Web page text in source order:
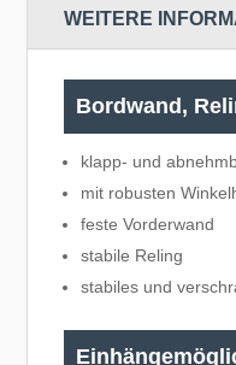
WEITERE
Bordwand,
klapp- und
mit robusten
feste Vorderwand
stabile Reling
stabiles und